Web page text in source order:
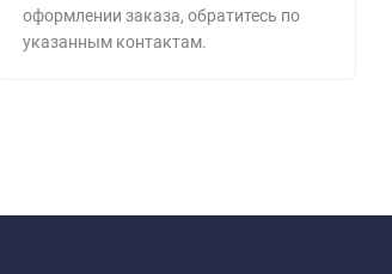
оформлении заказа, обратитесь по
указанным контактам.